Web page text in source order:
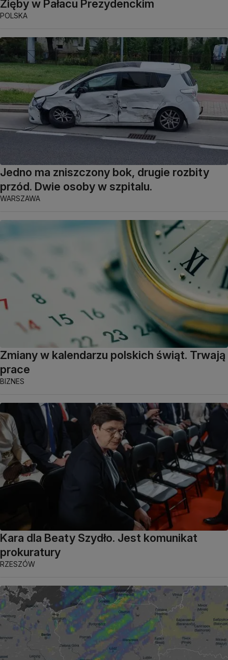
Zięby w Pałacu Prezydenckim
POLSKA
Jedno ma zniszczony bok, drugie rozbity
przód. Dwie osoby w szpitalu.
WARSZAWA
Zmiany w kalendarzu polskich świąt. Trwają
prace
BIZNES
Kara dla Beaty Szydło. Jest komunikat
prokuratury
RZESZÓW